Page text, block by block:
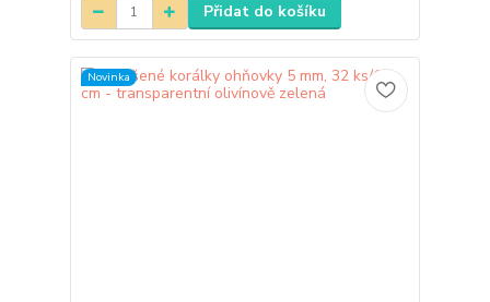
Přidat do košíku
Novinka